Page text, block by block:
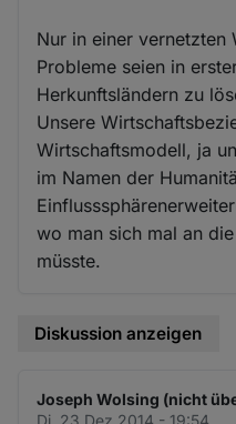
Nur in einer vernetzten
Probleme seien in
Herkunftsländern zu
Unsere
Wirtschaftsmodell, ja
im Namen der
wo man sich mal an
müsste.
Diskussion anzeigen
Joseph Wolsing (nicht
Di. 23 Dez 2014 - 19:54